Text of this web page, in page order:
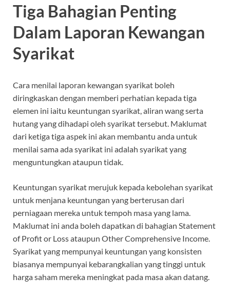
Tiga Bahagian Penting
Dalam Laporan Kewangan
Syarikat
Cara menilai laporan kewangan syarikat boleh
diringkaskan dengan memberi perhatian kepada tiga
elemen ini iaitu keuntungan syarikat, aliran wang serta
hutang yang dihadapi oleh syarikat tersebut. Maklumat
dari ketiga tiga aspek ini akan membantu anda untuk
menilai sama ada syarikat ini adalah syarikat yang
menguntungkan ataupun tidak.
Keuntungan syarikat merujuk kepada kebolehan syarikat
untuk menjana keuntungan yang berterusan dari
perniagaan mereka untuk tempoh masa yang lama.
Maklumat ini anda boleh dapatkan di bahagian Statement
of Profit or Loss ataupun Other Comprehensive Income.
Syarikat yang mempunyai keuntungan yang konsisten
biasanya mempunyai kebarangkalian yang tinggi untuk
harga saham mereka meningkat pada masa akan datang.